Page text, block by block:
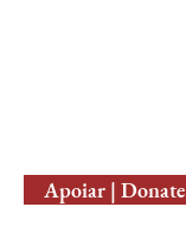
Apoiar | Donate